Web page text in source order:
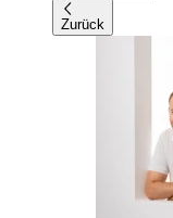
Zurück